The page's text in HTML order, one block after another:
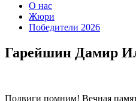
О нас
Жюри
Победители 2026
Гарейшин Дамир
Подвиги помним! Вечная